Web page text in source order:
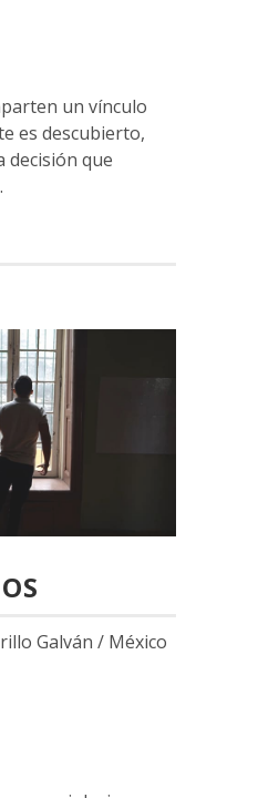
un vínculo
es descubierto,
decisión que
Galván / México